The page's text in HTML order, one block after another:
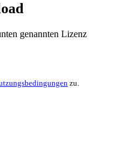
genannten Lizenz
zu.